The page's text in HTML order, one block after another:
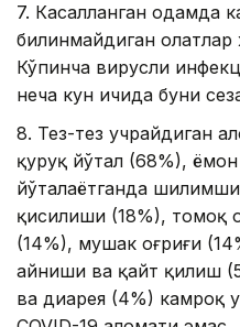
7. Касалланган одамда
билинмайдиган
Кўпинча вирусли
неча кун ичида буни
8. Тез-тез учрайдиган
қуруқ йўтал (68%),
йўталаётганда
қисилиши (18%), томоқ
(14%), мушак оғриғи
айниши ва қайт қилиш
ва диарея (4%) камроқ